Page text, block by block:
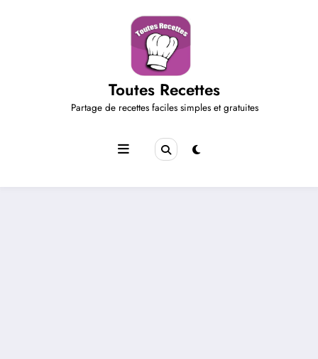
Toutes Recettes
Partage de recettes faciles simples et gratuites